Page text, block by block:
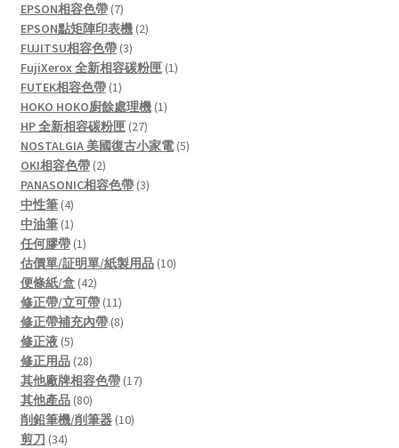
EPSON相容色帶 77
products
EPSON點矩陣印表機 22
FUJITSU相容色帶 33
products
FujiXerox 全新相容碳粉匣 11
FUTEK相容色帶 11
product
HOKO HOKO廚餘處理機 11
HP 全新相容碳粉匣 2727
products
NOSTALGIA 美國復古小家電 55
OKI相容色帶 22
products
PANASONIC相容色帶 33
中性筆 44
products
中油筆 11
product
任何膠帶 11
product
估價單/証明單/紙製用品 1010
便條紙/盒 4242
products
修正帶/立可帶 1111
products
修正帶補充內帶 88
修正液 55
products
修正用品 2828
products
其他廠牌相容色帶 1717
其他產品 8080
products
削鉛筆機/削筆器 1010
剪刀 3434